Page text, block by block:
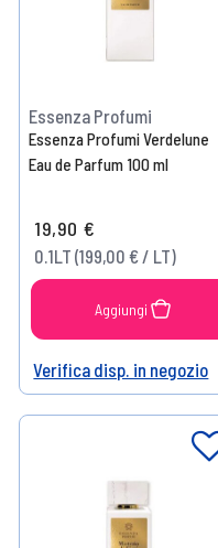
Essenza Profumi
Essenza Profumi Verdelune
Eau de Parfum 100 ml
19,90 €
0.1LT (199,00 € / LT)
Aggiungi
Help
Verifica disp. in negozio